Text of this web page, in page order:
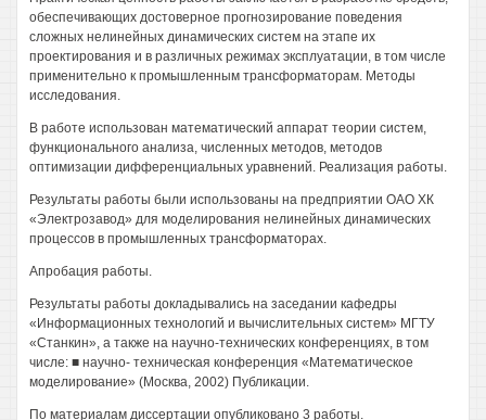
обеспечивающих достоверное прогнозирование поведения
сложных нелинейных динамических систем на этапе их
проектирования и в различных режимах эксплуатации, в том числе
применительно к промышленным трансформаторам. Методы
исследования.
В работе использован математический аппарат теории систем,
функционального анализа, численных методов, методов
оптимизации дифференциальных уравнений. Реализация работы.
Результаты работы были использованы на предприятии ОАО ХК
«Электрозавод» для моделирования нелинейных динамических
процессов в промышленных трансформаторах.
Апробация работы.
Результаты работы докладывались на заседании кафедры
«Информационных технологий и вычислительных систем» МГТУ
«Станкин», а также на научно-технических конференциях, в том
числе: ■ научно- техническая конференция «Математическое
моделирование» (Москва, 2002) Публикации.
По материалам диссертации опубликовано 3 работы.